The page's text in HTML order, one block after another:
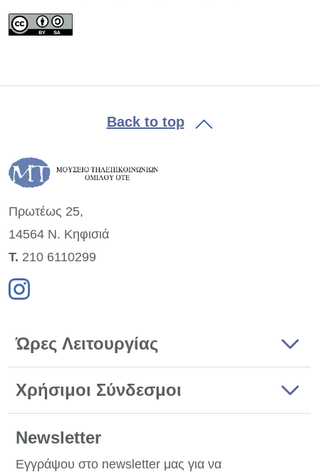
Back to top
Πρωτέως 25,
14564 Ν. Κηφισιά
Τ. 210 6110299
Ώρες Λειτουργίας
Χρήσιμοι Σύνδεσμοι
Newsletter
Εγγράψου στο newsletter μας για να